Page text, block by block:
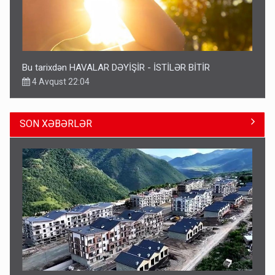
Bu tarixdən HAVALAR DƏYİŞİR - İSTİLƏR BİTİR
4 Avqust 22:04
ŞOK! David Seliverstov ölkədən qaçdı
6 Avqust 14:14
SON XƏBƏRLƏR